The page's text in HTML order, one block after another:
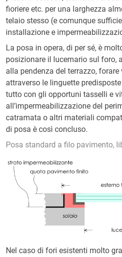
fioriere etc. per una larghezza
telaio stesso (e comunque
installazione e
La posa in opera, di per sé, è
posizionare il lucernario sul foro,
alla pendenza del terrazzo,
attraverso le linguette
tutto con gli opportuni tasselli e
all’impermeabilizzazione del
catramata o altri materiali
di posa è così concluso.
Posa standard a filo pavimento,
Nel caso di fori esistenti molto